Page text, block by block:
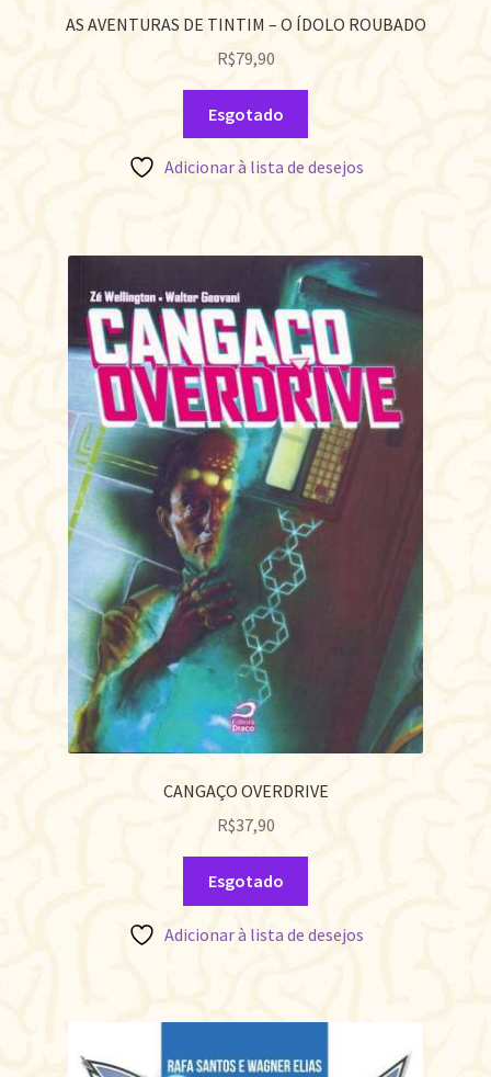
AS AVENTURAS DE TINTIM – O ÍDOLO ROUBADO
R$79,90
Esgotado
Adicionar à lista de desejos
CANGAÇO OVERDRIVE
R$37,90
Esgotado
Adicionar à lista de desejos